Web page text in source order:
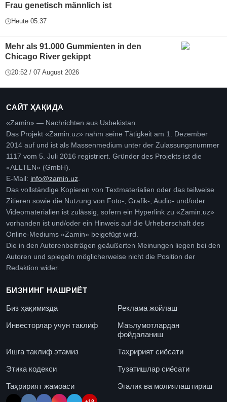
Frau genetisch männlich ist
Heute 05:37
Mehr als 91.000 Gummienten in den
Chicago River gekippt
20:52 / 07 August 2026
САЙТ ҲАҚИДА
«Zamin» — Nachrichten aus Usbekistan.
Das Projekt «Zamin.uz» nahm seine Tätigkeit am 1. Dezember
2014 auf und ist als Massenmedium unter der Zulassungsnummer
1117 vom 5. Juli 2016 registriert. Gründer des Projekts ist die
«ALLTEN» (GmbH).
E-Mail: info@zamin.uz.
Das vollständige Kopieren von Textmaterialien oder das teilweise
Zitieren sowie die Nutzung von Foto-, Grafik-, Audio- und/oder
Videomaterialien ist zulässig, sofern ein Hyperlink zu «Zamin.uz»
vorhanden ist und/oder ein Hinweis auf die Urheberschaft des
Online-Mediums «Zamin» beigefügt wird.
Die in den Autorenbeiträgen geäußerten Meinungen liegen bei den
Autoren und spiegeln möglicherweise nicht die Position der
Redaktion wider.
БИЗНИНГ НАШРИЁТ
Биз ҳақимизда
Реклама жойлаш
Инвесторлар учун таклиф
Маълумотлардан
фойдаланиш
Ишга таклиф этамиз
Таҳририят сиёсати
Этика кодекси
Тузатишлар сиёсати
Таҳририят жамоаси
Эгалик ва молиялаштириш